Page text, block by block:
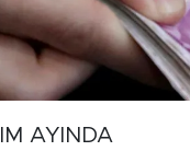
AYINDA